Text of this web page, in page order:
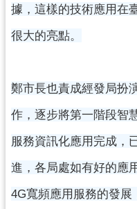
宣
據，這樣的技術應用在
很大的亮點。
鄭市長也責成經發局扮
作，逐步將第一階段智
服務資訊化應用完成，
進，各局處如有好的應
4G寬頻應用服務的發展